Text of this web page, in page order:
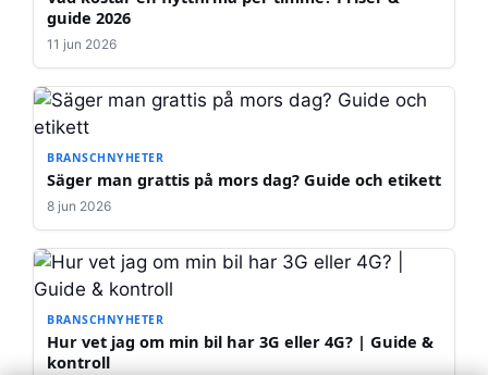
guide 2026
11 jun 2026
BRANSCHNYHETER
Säger man grattis på mors dag? Guide och etikett
8 jun 2026
BRANSCHNYHETER
Hur vet jag om min bil har 3G eller 4G? | Guide &
kontroll